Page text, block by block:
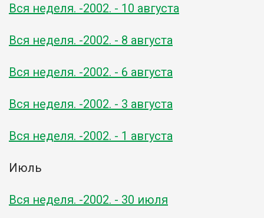
Вся неделя. -2002. - 10 августа
Вся неделя. -2002. - 8 августа
Вся неделя. -2002. - 6 августа
Вся неделя. -2002. - 3 августа
Вся неделя. -2002. - 1 августа
Июль
Вся неделя. -2002. - 30 июля